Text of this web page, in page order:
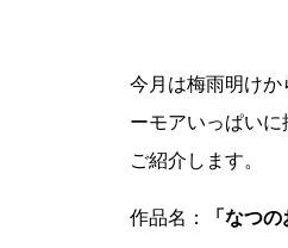
今月は梅雨明けか
ーモアいっぱいに
ご紹介します。
作品名： 「なつ